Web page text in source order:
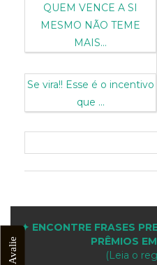
QUEM VENCE A SI
MESMO NÃO TEME
MAIS...
Se vira!! Esse é o incentivo
que ...
✦ ENCONTRE FRASES
PRÊMIOS
(Leia o
Avalie